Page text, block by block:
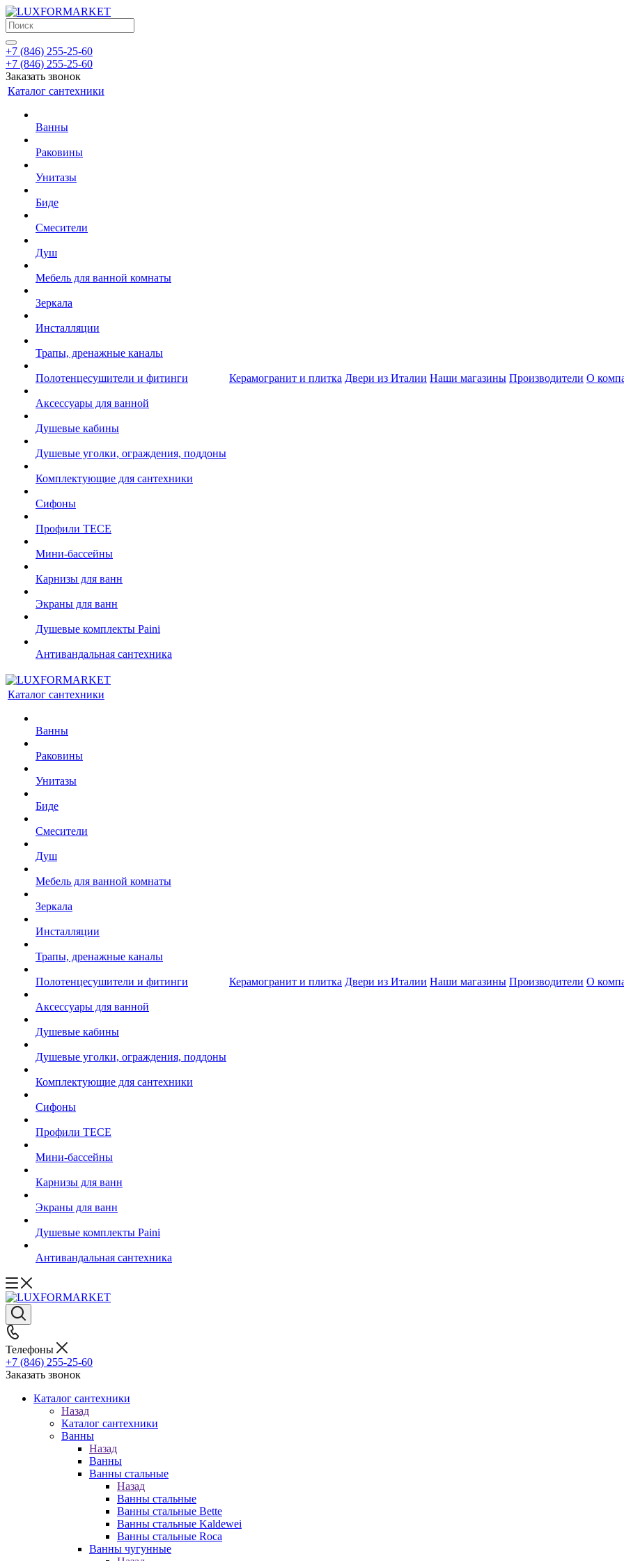
+7 (846) 255-25-60
+7 (846) 255-25-60
Заказать звонок
Каталог сантехники
Ванны
Раковины
Унитазы
Биде
Смесители
Душ
Мебель для ванной комнаты
Зеркала
Инсталляции
Трапы, дренажные каналы
Полотенцесушители и фитинги
Аксессуары для ванной
Душевые кабины
Душевые уголки, ограждения, поддоны
Комплектующие для сантехники
Сифоны
Профили TECE
Мини-бассейны
Карнизы для ванн
Экраны для ванн
Душевые комплекты Paini
Антивандальная сантехника
Керамогранит и плитка Двери из Италии Наши магазины Производители О
Каталог сантехники
Ванны
Раковины
Унитазы
Биде
Смесители
Душ
Мебель для ванной комнаты
Зеркала
Инсталляции
Трапы, дренажные каналы
Полотенцесушители и фитинги
Аксессуары для ванной
Душевые кабины
Душевые уголки, ограждения, поддоны
Комплектующие для сантехники
Сифоны
Профили TECE
Мини-бассейны
Карнизы для ванн
Экраны для ванн
Душевые комплекты Paini
Антивандальная сантехника
Керамогранит и плитка Двери из Италии Наши магазины Производители О
Телефоны
+7 (846) 255-25-60
Заказать звонок
Каталог сантехники
Назад
Каталог сантехники
Ванны
Назад
Ванны
Ванны стальные
Назад
Ванны стальные
Ванны стальные Bette
Ванны стальные Kaldewei
Ванны стальные Roca
Ванны чугунные